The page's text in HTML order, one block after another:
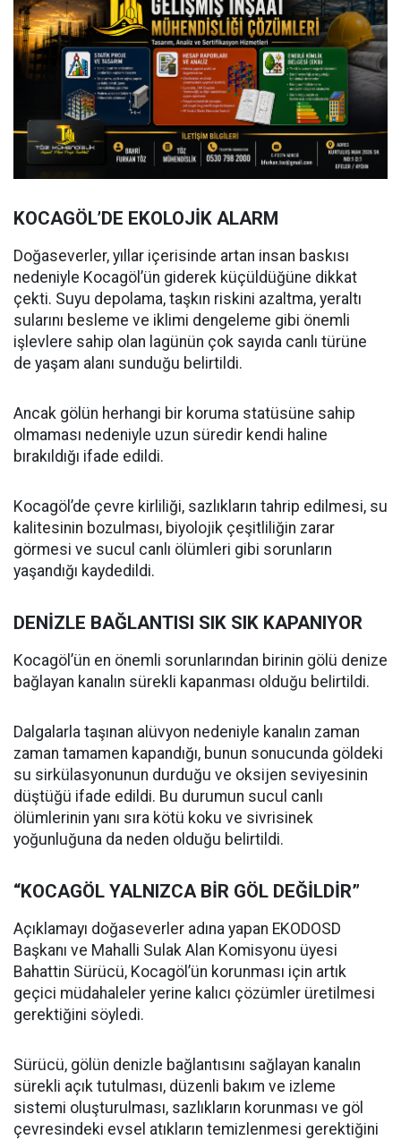
KOCAGÖL’DE EKOLOJİK ALARM
Doğaseverler, yıllar içerisinde artan insan baskısı
nedeniyle Kocagöl’ün giderek küçüldüğüne dikkat
çekti. Suyu depolama, taşkın riskini azaltma, yeraltı
sularını besleme ve iklimi dengeleme gibi önemli
işlevlere sahip olan lagünün çok sayıda canlı türüne
de yaşam alanı sunduğu belirtildi.
Ancak gölün herhangi bir koruma statüsüne sahip
olmaması nedeniyle uzun süredir kendi haline
bırakıldığı ifade edildi.
Kocagöl’de çevre kirliliği, sazlıkların tahrip edilmesi, su
kalitesinin bozulması, biyolojik çeşitliliğin zarar
görmesi ve sucul canlı ölümleri gibi sorunların
yaşandığı kaydedildi.
DENİZLE BAĞLANTISI SIK SIK KAPANIYOR
Kocagöl’ün en önemli sorunlarından birinin gölü denize
bağlayan kanalın sürekli kapanması olduğu belirtildi.
Dalgalarla taşınan alüvyon nedeniyle kanalın zaman
zaman tamamen kapandığı, bunun sonucunda göldeki
su sirkülasyonunun durduğu ve oksijen seviyesinin
düştüğü ifade edildi. Bu durumun sucul canlı
ölümlerinin yanı sıra kötü koku ve sivrisinek
yoğunluğuna da neden olduğu belirtildi.
“KOCAGÖL YALNIZCA BİR GÖL DEĞİLDİR”
Açıklamayı doğaseverler adına yapan EKODOSD
Başkanı ve Mahalli Sulak Alan Komisyonu üyesi
Bahattin Sürücü, Kocagöl’ün korunması için artık
geçici müdahaleler yerine kalıcı çözümler üretilmesi
gerektiğini söyledi.
Sürücü, gölün denizle bağlantısını sağlayan kanalın
sürekli açık tutulması, düzenli bakım ve izleme
sistemi oluşturulması, sazlıkların korunması ve göl
çevresindeki evsel atıkların temizlenmesi gerektiğini